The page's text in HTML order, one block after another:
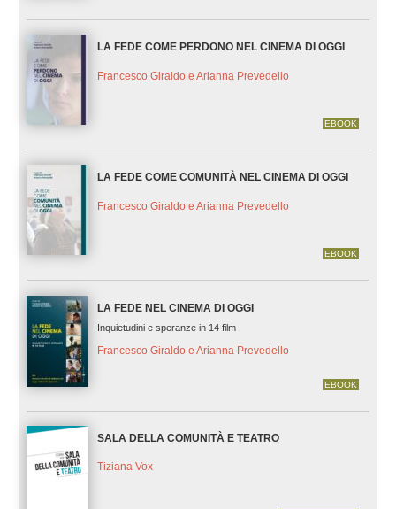
LA FEDE COME PERDONO NEL CINEMA DI OGGI
Francesco Giraldo e Arianna Prevedello
EBOOK
LA FEDE COME COMUNITÀ NEL CINEMA DI OGGI
Francesco Giraldo e Arianna Prevedello
EBOOK
LA FEDE NEL CINEMA DI OGGI
Inquietudini e speranze in 14 film
Francesco Giraldo e Arianna Prevedello
EBOOK
SALA DELLA COMUNITÀ E TEATRO
Tiziana Vox